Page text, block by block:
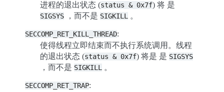
进程的退出状态 (status & 0x7f) 将 是
SIGSYS ，而不是 SIGKILL 。
SECCOMP_RET_KILL_THREAD:
使得线程立即结束而不执行系统调用。线程
的退出状态 (status & 0x7f) 将是 是 SIGSYS
，而不是 SIGKILL 。
SECCOMP_RET_TRAP: